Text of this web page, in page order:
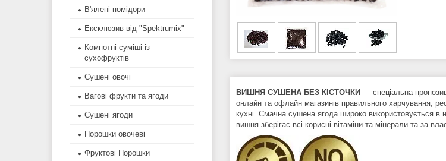
ВИШНЯ СУШЕНА БЕЗ КІСТОЧКИ — спеціальна
онлайн та офлайн магазинів правильного харчування,
кухні. Смачна сушена ягода широко використовується в
вишня зберігає всі корисні вітаміни та мінерали та за
В'ялені помідори
Ексклюзив від "Spektrumix"
Компотні суміші із
сухофруктів
Сушені овочі
Вагові фрукти та ягоди
Сушені ягоди
Порошки овочеві
Фруктові Порошки